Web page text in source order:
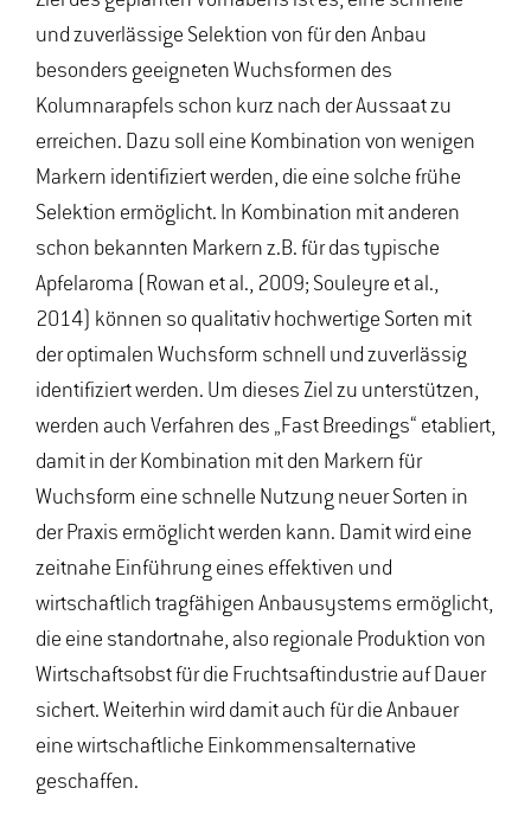
und zuverlässige Selektion von für den Anbau
besonders geeigneten Wuchsformen des
Kolumnarapfels schon kurz nach der Aussaat zu
erreichen. Dazu soll eine Kombination von wenigen
Markern identifiziert werden, die eine solche frühe
Selektion ermöglicht. In Kombination mit anderen
schon bekannten Markern z.B. für das typische
Apfelaroma (Rowan et al., 2009; Souleyre et al.,
2014) können so qualitativ hochwertige Sorten mit
der optimalen Wuchsform schnell und zuverlässig
identifiziert werden. Um dieses Ziel zu unterstützen,
werden auch Verfahren des „Fast Breedings“ etabliert,
damit in der Kombination mit den Markern für
Wuchsform eine schnelle Nutzung neuer Sorten in
der Praxis ermöglicht werden kann. Damit wird eine
zeitnahe Einführung eines effektiven und
wirtschaftlich tragfähigen Anbausystems ermöglicht,
die eine standortnahe, also regionale Produktion von
Wirtschaftsobst für die Fruchtsaftindustrie auf Dauer
sichert. Weiterhin wird damit auch für die Anbauer
eine wirtschaftliche Einkommensalternative
geschaffen.